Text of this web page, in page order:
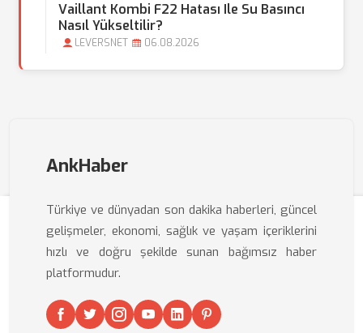
Vaillant Kombi F22 Hatası Ile Su Basıncı
Nasıl Yükseltilir?
LEVERSNET 06.08.2026
AnkHaber
Türkiye ve dünyadan son dakika haberleri, güncel
gelişmeler, ekonomi, sağlık ve yaşam içeriklerini
hızlı ve doğru şekilde sunan bağımsız haber
platformudur.